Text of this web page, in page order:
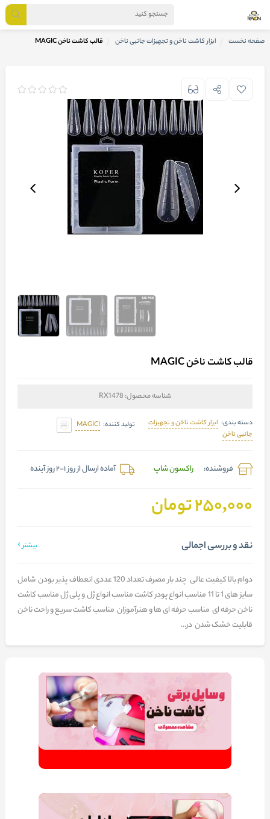
صفحه نخست ابزار کاشت ناخن و تجهیزات جانبی ناخن قالب کاشت ناخن MAGIC
قالب کاشت ناخن MAGIC
شناسه محصول: RX1478
دسته بندی: ابزار کاشت ناخن و تجهیزات
جانبی ناخن
تولید کننده: MAGICI
فروشنده: راکسون شاپ آماده ارسال از روز 1-2 روز آینده
250,000 تومان
نقد و بررسی اجمالی بیشتر
دوام بالا کیفیت عالی چند بار مصرف تعداد 120 عددی انعطاف پذیر بودن شامل
سایز های 1 تا 11 مناسب انواع پودر کاشت مناسب انواع ژل و پلی ژل مناسب کاشت
ناخن حرفه ای مناسب حرفه ای ها و هنرآموزان مناسب کاشت سریع و راحت ناخن
قابلیت خشک شدن در...